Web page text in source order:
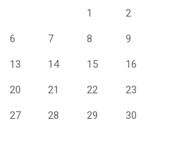
1 2
6 7 8 9
13 14 15 16
20 21 22 23
27 28 29 30